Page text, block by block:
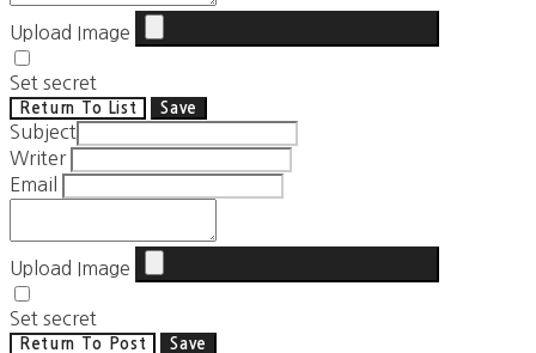
Upload Image
Set secret
Return To List Save
Subject
Writer
Email
Upload Image
Set secret
Return To Post Save